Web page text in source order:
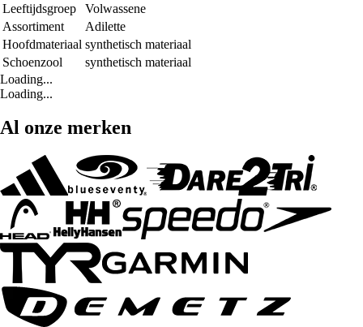
Leeftijdsgroep
Volwassene
Assortiment
Adilette
Hoofdmateriaal synthetisch materiaal
Schoenzool
synthetisch materiaal
Loading...
Loading...
Al onze merken